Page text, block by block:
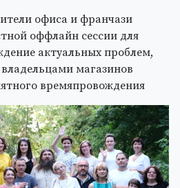
офиса и франчази
оффлайн сессии для
актуальных проблем,
магазинов
времяпровождения